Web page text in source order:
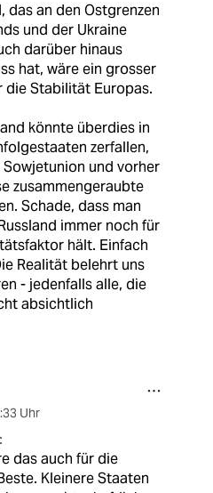
das an den Ostgrenzen
und der Ukraine
darüber hinaus
hat, wäre ein grosser
die Stabilität Europas.
könnte überdies in
zerfallen,
und vorher
zusammengeraubte
Schade, dass man
immer noch für
hält. Einfach
Realität belehrt uns
- jedenfalls alle, die
absichtlich
Uhr
das auch für die
Kleinere Staaten